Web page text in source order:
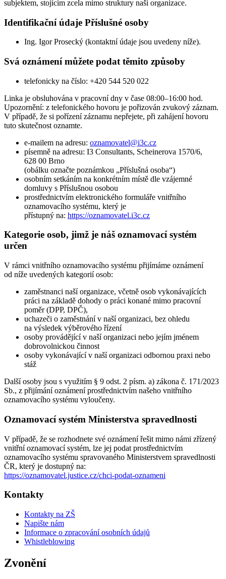
subjektem, stojícím zcela mimo struktury naší organizace.
Identifikační údaje Příslušné osoby
Ing. Igor Prosecký (kontaktní údaje jsou uvedeny níže).
Svá oznámení můžete podat těmito způsoby
telefonicky na číslo: +420 544 520 022
Linka je obsluhována v pracovní dny v čase 08:00–16:00 hod.
Upozornění: z telefonického hovoru je pořizován zvukový záznam.
V případě, že si pořízení záznamu nepřejete, při zahájení hovoru
tuto skutečnost oznamte.
e-mailem na adresu: oznamovatel@i3c.cz
písemně na adresu: I3 Consultants, Scheinerova 1570/6,
628 00 Brno
(obálku označte poznámkou „Příslušná osoba“)
osobním setkáním na konkrétním místě dle vzájemné
domluvy s Příslušnou osobou
prostřednictvím elektronického formuláře vnitřního
oznamovacího systému, který je
přístupný na: https://oznamovatel.i3c.cz
Kategorie osob, jimž je náš oznamovací systém
určen
V rámci vnitřního oznamovacího systému přijímáme oznámení
od níže uvedených kategorií osob:
zaměstnanci naší organizace, včetně osob vykonávajících
práci na základě dohody o práci konané mimo pracovní
poměr (DPP, DPČ),
uchazeči o zaměstnání v naší organizaci, bez ohledu
na výsledek výběrového řízení
osoby provádějící v naší organizaci nebo jejím jménem
dobrovolnickou činnost
osoby vykonávající v naší organizaci odbornou praxi nebo
stáž
Další osoby jsou s využitím § 9 odst. 2 písm. a) zákona č. 171/2023
Sb., z přijímání oznámení prostřednictvím našeho vnitřního
oznamovacího systému vyloučeny.
Oznamovací systém Ministerstva spravedlnosti
V případě, že se rozhodnete své oznámení řešit mimo námi zřízený
vnitřní oznamovací systém, lze jej podat prostřednictvím
oznamovacího systému spravovaného Ministerstvem spravedlnosti
ČR, který je dostupný na:
https://oznamovatel.justice.cz/chci-podat-oznameni
Kontakty
Kontakty na ZŠ
Napište nám
Informace o zpracování osobních údajů
Whistleblowing
Zvonění